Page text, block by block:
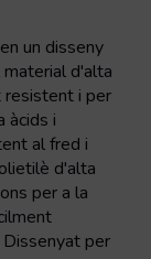
un disseny
d'alta
resistent i per
àcids i
al fred i
d'alta
per a la
per